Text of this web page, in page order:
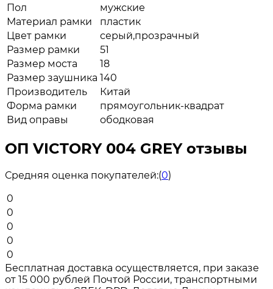
Пол
мужские
Материал рамки
пластик
Цвет рамки
серый,прозрачный
Размер рамки
51
Размер моста
18
Размер заушника 140
Производитель
Китай
Форма рамки
прямоугольник-квадрат
Вид оправы
ободковая
ОП VICTORY 004 GREY отзывы
Средняя оценка покупателей:(0)
0
0
0
0
0
Бесплатная доставка осуществляется, при заказе
от 15 000 рублей Почтой России, транспортными